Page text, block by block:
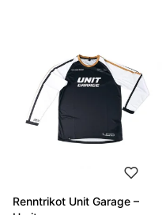
Renntrikot Unit Garage –